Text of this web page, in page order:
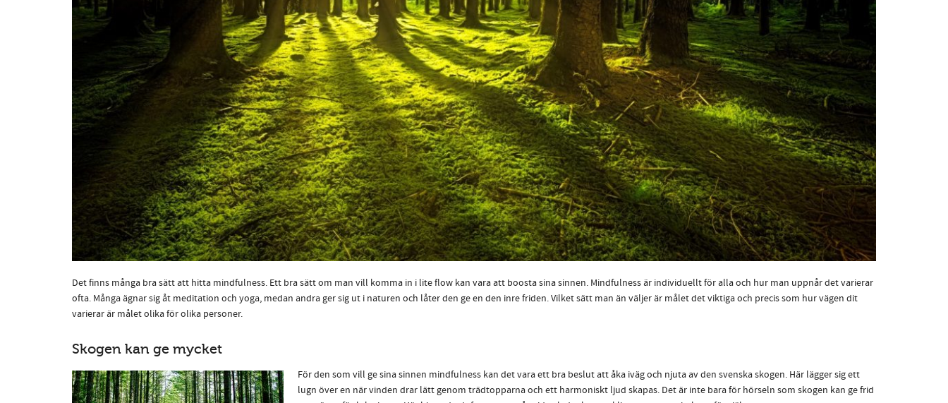
Det finns många bra sätt att hitta mindfulness. Ett bra sätt om man vill komma in i lite flow kan vara att boosta sina sinnen. Mindfulness är individuellt för alla och hur man uppnår det varierar
ofta. Många ägnar sig åt meditation och yoga, medan andra ger sig ut i naturen och låter den ge en den inre friden. Vilket sätt man än väljer är målet det viktiga och precis som hur vägen dit
varierar är målet olika för olika personer.
Skogen kan ge mycket
För den som vill ge sina sinnen mindfulness kan det vara ett bra beslut att åka iväg och njuta av den svenska skogen. Här lägger sig ett
lugn över en när vinden drar lätt genom trädtopparna och ett harmoniskt ljud skapas. Det är inte bara för hörseln som skogen kan ge frid